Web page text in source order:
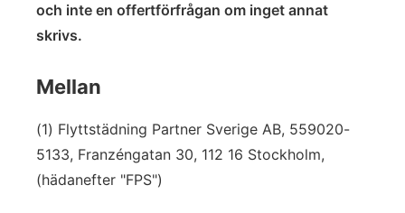
och inte en offertförfrågan om inget annat
skrivs.
Mellan
(1) Flyttstädning Partner Sverige AB, 559020-
5133, Franzéngatan 30, 112 16 Stockholm,
(hädanefter "FPS")